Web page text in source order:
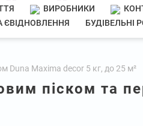
ВИРОБНИКИ
ЄВІДНОВЛЕННЯ
БУДІВЕЛЬНІ
Duna Maxima decor 5 кг, до 25 м²
піском та